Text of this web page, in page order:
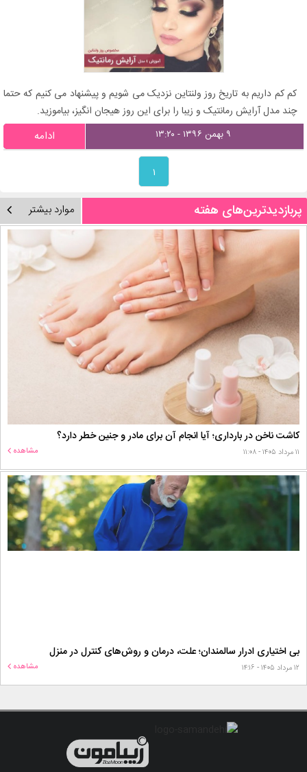
کم کم داریم به تاریخ روز ولنتاین نزدیک می شویم و پیشنهاد می کنیم که حتما
چند مدل آرایش رمانتیک و زیبا را برای این روز هیجان انگیز، بیاموزید.
۹ بهمن ۱۳۹۶ - ۱۳:۲۰ ادامه
۱
پربازدیدترین‌های هفته موارد بیشتر
کاشت ناخن در بارداری؛ آیا انجام آن برای مادر و جنین خطر دارد؟
۱۱ مرداد ۱۴۰۵ - ۱۱:۰۸ مشاهده
بی اختیاری ادرار سالمندان؛ علت، درمان و روش‌های کنترل در منزل
۱۲ مرداد ۱۴۰۵ - ۱۴:۱۶ مشاهده